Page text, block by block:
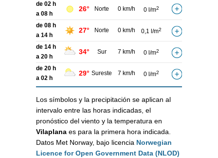
de 02 h
a 08 h
26° Norte 0 km/h 0 l/m2
de 08 h
a 14 h
27° Norte 0 km/h 0,1 l/m2
de 14 h
a 20 h
34° Sur 7 km/h 0 l/m2
de 20 h
a 02 h
29° Sureste 7 km/h 0 l/m2
Los símbolos y la precipitación se aplican al
intervalo entre las horas indicadas, el
pronóstico del viento y la temperatura en
Vilaplana es para la primera hora indicada.
Datos Met Norway, bajo licencia Norwegian
Licence for Open Government Data (NLOD)